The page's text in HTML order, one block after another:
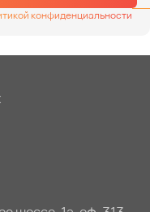
конфиденциальности